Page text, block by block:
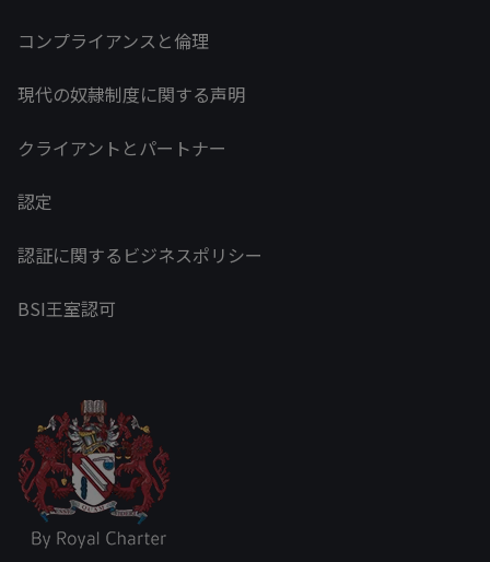
コンプライアンスと倫理
現代の奴隷制度に関する声明
クライアントとパートナー
認定
認証に関するビジネスポリシー
BSI王室認可